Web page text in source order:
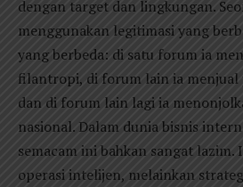
dengan target dan lingkungan.
menggunakan legitimasi yang
yang berbeda: di satu forum ia
filantropi, di forum lain ia
dan di forum lain lagi ia
nasional. Dalam dunia bisnis
semacam ini bahkan sangat lazim.
operasi intelijen, melainkan